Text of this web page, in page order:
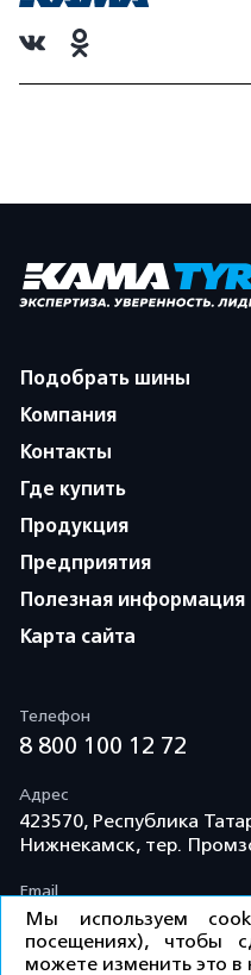
Подобрать шины
Компания
Контакты
Где купить
Продукция
Предприятия
Полезная информация
Карта сайта
Телефон
8 800 100 12 72
Адрес
423570, Республика
Нижнекамск, тер.
Email
info@td-kama.com
Мы используем
посещениях), чтобы
можете изменить это в